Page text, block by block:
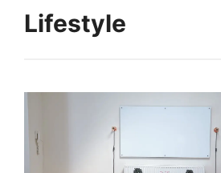
Lifestyle